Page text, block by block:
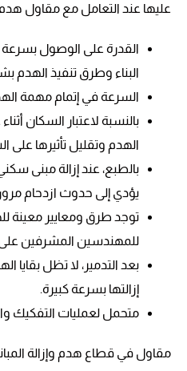
عليها عند التعامل مع مقاول هدم
القدرة على الوصول بسرعة
البناء وطرق تنفيذ الهدم
السرعة في إتمام مهمة
بالنسبة لاعتبار السكان
الهدم وتقليل تأثيرها على
بالطبع، عند إزالة مبنى
يؤدي إلى حدوث ازدحام
توجد طرق ومعايير معينة
للمهندسين المشرفين
بعد التدمير، لا تظل بقايا
إزالتها بسرعة كبيرة.
متحمل لعمليات التفكيك
مقاول في قطاع هدم وإزالة